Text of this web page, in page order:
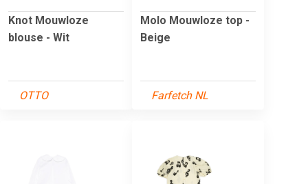
Knot Mouwloze
blouse - Wit
OTTO
Molo Mouwloze top -
Beige
Farfetch NL